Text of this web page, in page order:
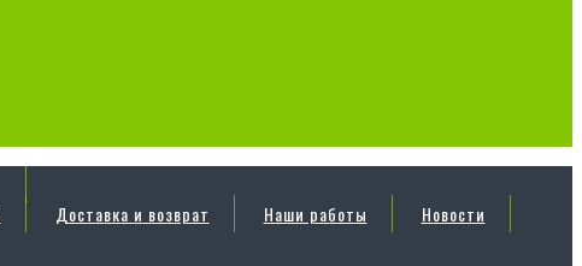
Доставка и возврат Наши работы
Новости